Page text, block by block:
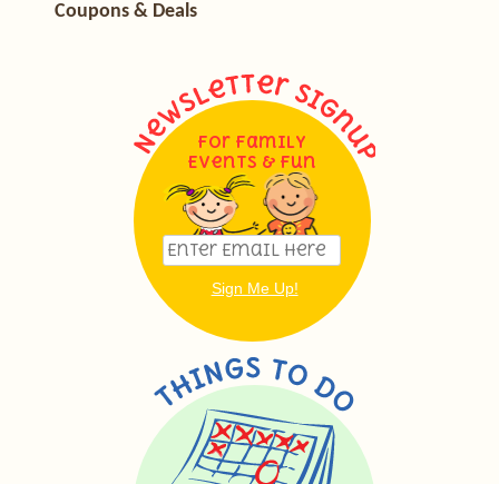
Coupons & Deals
For Family
Events & Fun